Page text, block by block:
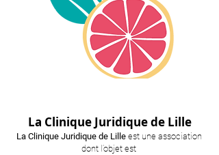
La Clinique Juridique de Lille
La Clinique Juridique de Lille est une association
dont l’objet est